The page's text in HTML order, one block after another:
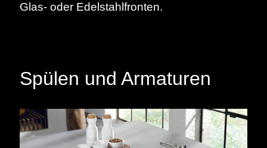
Glas- oder Edelstahlfronten.
Spülen und Armaturen